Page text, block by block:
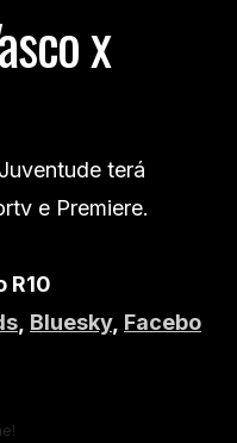
x
terá
e Premiere.
R10
Bluesky, Facebo